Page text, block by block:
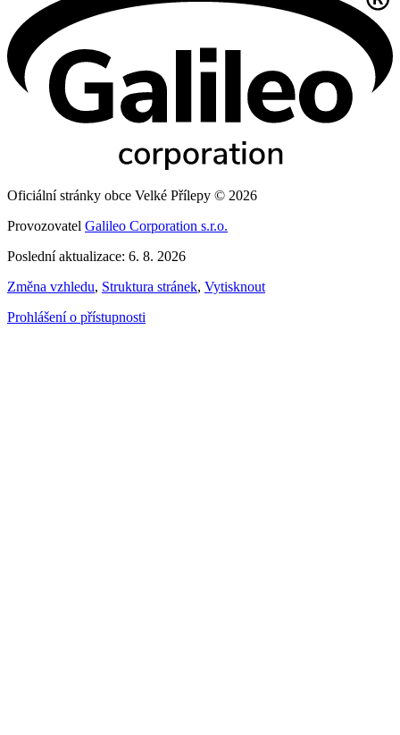
Oficiální stránky obce Velké Přílepy © 2026
Provozovatel Galileo Corporation s.r.o.
Poslední aktualizace: 6. 8. 2026
Změna vzhledu, Struktura stránek, Vytisknout
Prohlášení o přístupnosti